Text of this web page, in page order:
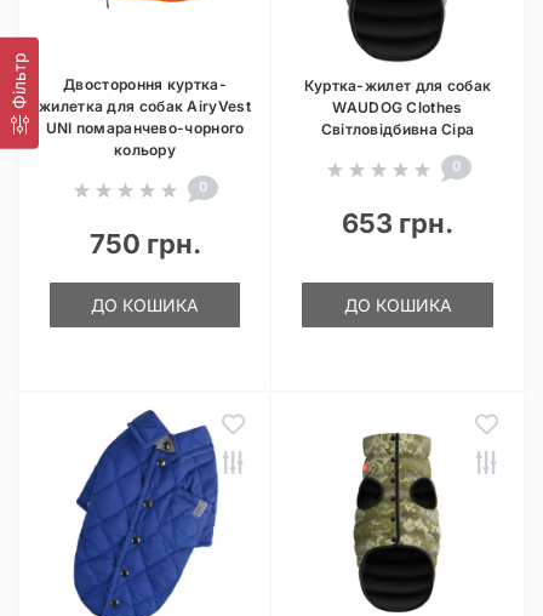
Фільтр
Двостороння куртка-
жилетка для собак AiryVest
UNI помаранчево-чорного
кольору
0
750 грн.
ДО КОШИКА
Куртка-жилет для собак
WAUDOG Clothes
Світловідбивна Сіра
0
653 грн.
ДО КОШИКА